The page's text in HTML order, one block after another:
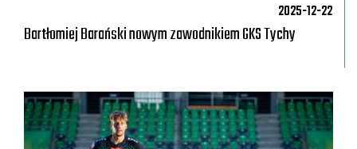
2025-12-22
Bartłomiej Barański nowym zawodnikiem GKS Tychy